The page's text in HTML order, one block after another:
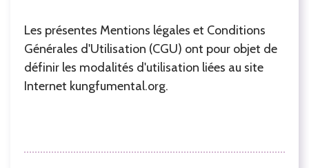
Les présentes Mentions légales et Conditions
Générales d'Utilisation (CGU) ont pour objet de
définir les modalités d'utilisation liées au site
Internet kungfumental.org.